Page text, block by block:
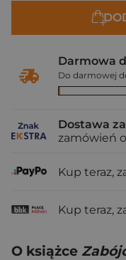
Darmowa
Do darmowej
Dostawa za
zamówień
Kup teraz,
Kup teraz,
O książce